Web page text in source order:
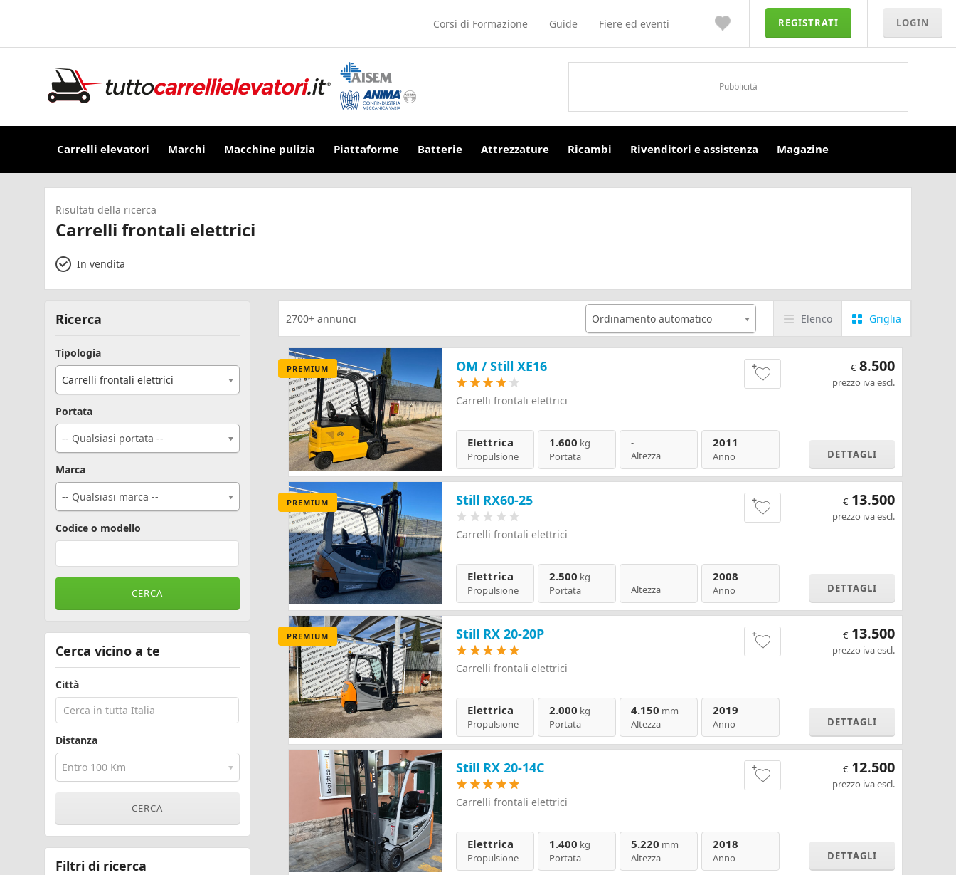
Corsi di Formazione Guide Fiere ed eventi REGISTRATI LOGIN
Pubblicità
Carrelli elevatori Marchi Macchine pulizia Piattaforme Batterie Attrezzature Ricambi Rivenditori e assistenza Magazine
Risultati della ricerca
Carrelli frontali elettrici
In vendita
2700+annunci Elenco Griglia
Ordinamento automatico
PREMIUM OM / Still XE16
Carrelli frontali elettrici
Elettrica
Propulsione
1.600 kg
Portata
-
Altezza
2011
Anno
€ 8.500
prezzo iva escl.
DETTAGLI
PREMIUM Still RX60-25
Carrelli frontali elettrici
Elettrica
Propulsione
2.500 kg
Portata
-
Altezza
2008
Anno
€ 13.500
prezzo iva escl.
DETTAGLI
PREMIUM Still RX 20-20P
Carrelli frontali elettrici
Elettrica
Propulsione
2.000 kg
Portata
4.150 mm
Altezza
2019
Anno
€ 13.500
prezzo iva escl.
DETTAGLI
Still RX 20-14C
Carrelli frontali elettrici
Elettrica
Propulsione
1.400 kg
Portata
5.220 mm
Altezza
2018
Anno
€ 12.500
prezzo iva escl.
DETTAGLI
Ricerca
Tipologia
Carrelli frontali elettrici
Portata
-- Qualsiasi portata --
Marca
-- Qualsiasi marca --
Codice o modello
Cerca vicino a te
Città
Distanza
Entro 100 Km
Filtri di ricerca